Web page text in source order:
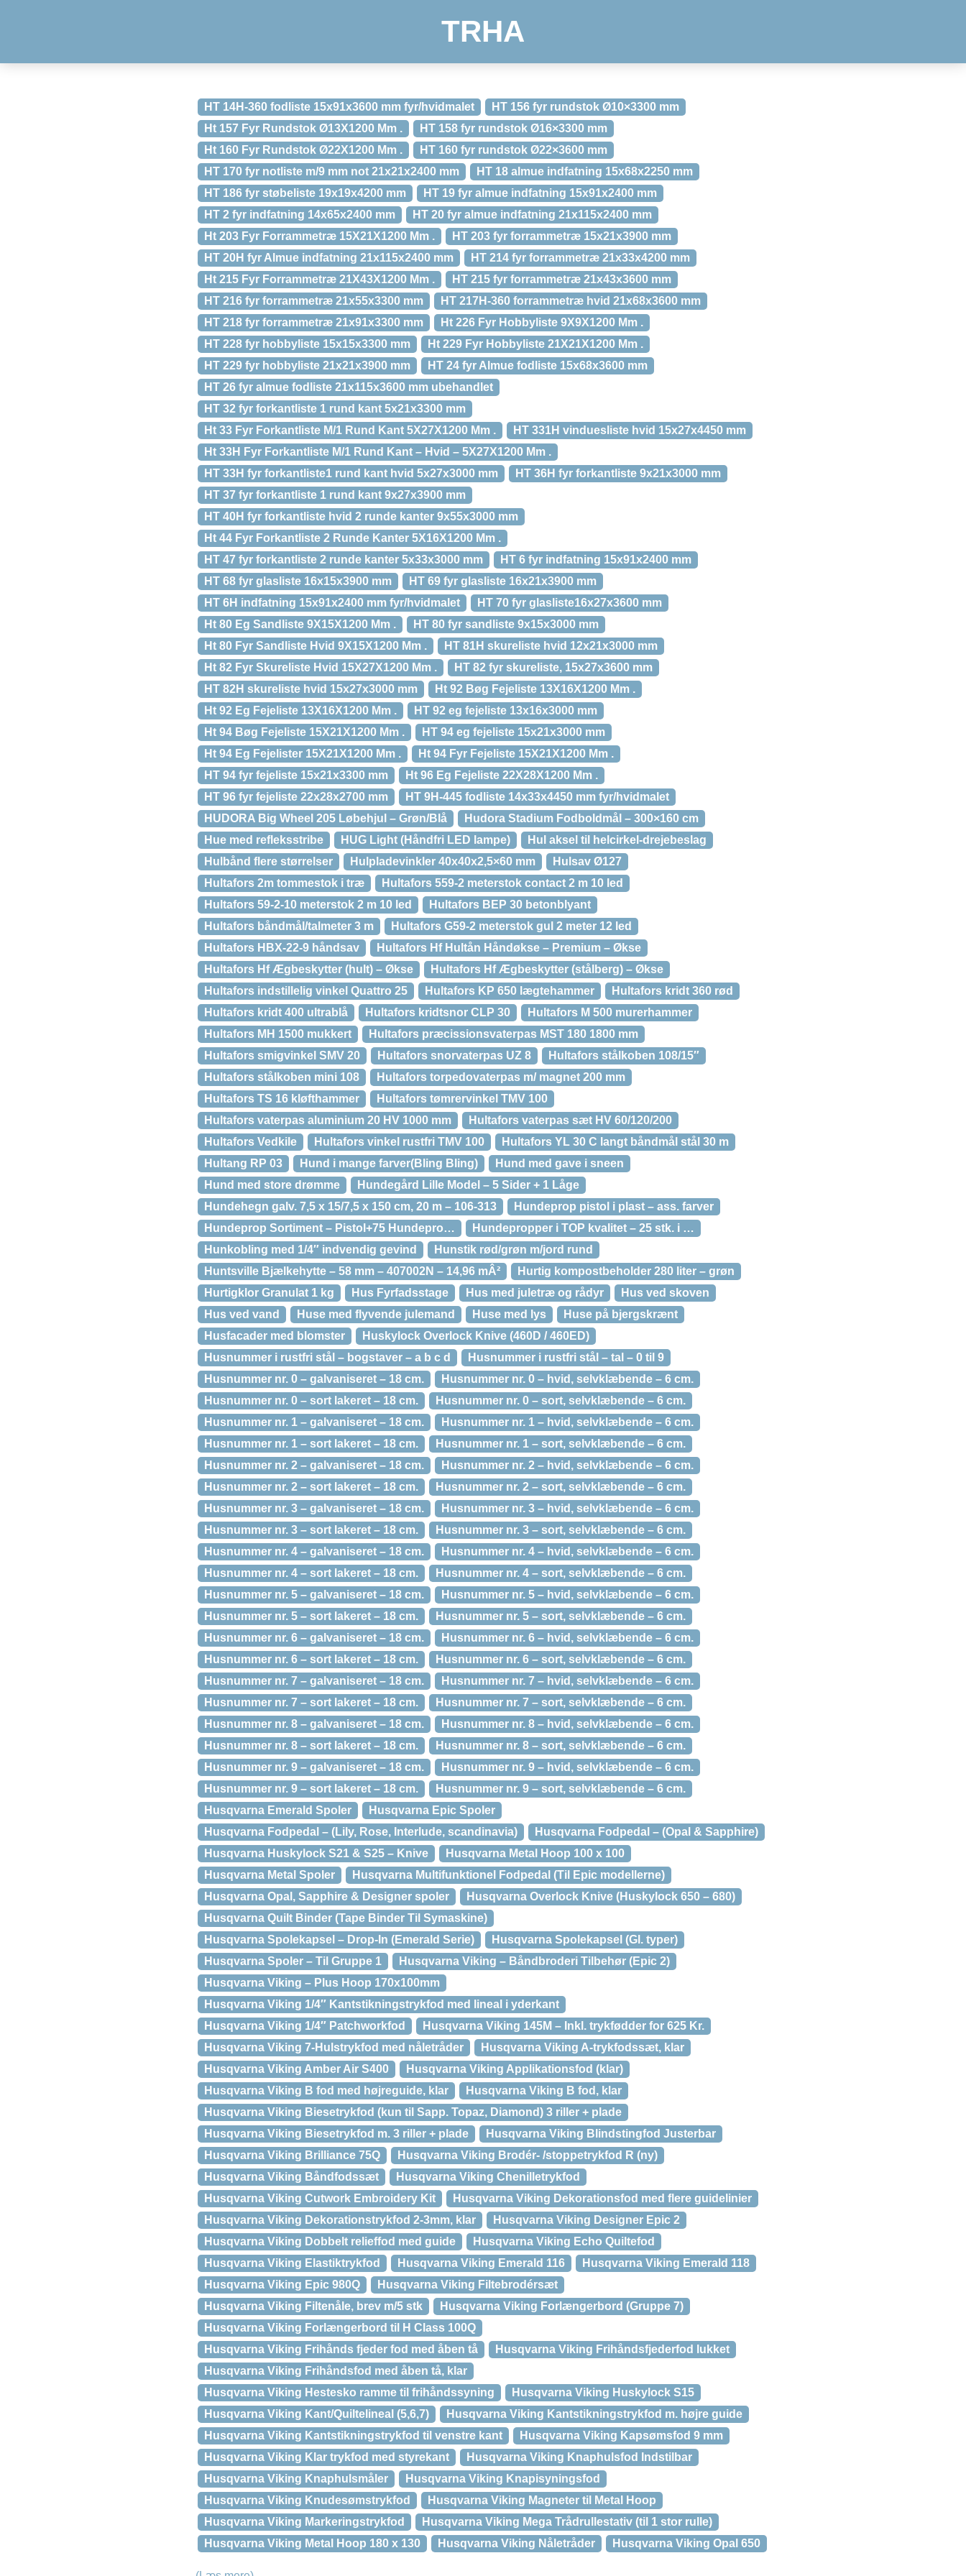
TRHA
HT 14H-360 fodliste 15x91x3600 mm fyr/hvidmalet
HT 156 fyr rundstok Ø10×3300 mm
Ht 157 Fyr Rundstok Ø13X1200 Mm .
HT 158 fyr rundstok Ø16×3300 mm
Ht 160 Fyr Rundstok Ø22X1200 Mm .
HT 160 fyr rundstok Ø22×3600 mm
HT 170 fyr notliste m/9 mm not 21x21x2400 mm
HT 18 almue indfatning 15x68x2250 mm
HT 186 fyr støbeliste 19x19x4200 mm
HT 19 fyr almue indfatning 15x91x2400 mm
HT 2 fyr indfatning 14x65x2400 mm
HT 20 fyr almue indfatning 21x115x2400 mm
Ht 203 Fyr Forrammetræ 15X21X1200 Mm .
HT 203 fyr forrammetræ 15x21x3900 mm
HT 20H fyr Almue indfatning 21x115x2400 mm
HT 214 fyr forrammetræ 21x33x4200 mm
Ht 215 Fyr Forrammetræ 21X43X1200 Mm .
HT 215 fyr forrammetræ 21x43x3600 mm
HT 216 fyr forrammetræ 21x55x3300 mm
HT 217H-360 forrammetræ hvid 21x68x3600 mm
HT 218 fyr forrammetræ 21x91x3300 mm
Ht 226 Fyr Hobbyliste 9X9X1200 Mm .
HT 228 fyr hobbyliste 15x15x3300 mm
Ht 229 Fyr Hobbyliste 21X21X1200 Mm .
HT 229 fyr hobbyliste 21x21x3900 mm
HT 24 fyr Almue fodliste 15x68x3600 mm
HT 26 fyr almue fodliste 21x115x3600 mm ubehandlet
HT 32 fyr forkantliste 1 rund kant 5x21x3300 mm
Ht 33 Fyr Forkantliste M/1 Rund Kant 5X27X1200 Mm .
HT 331H vinduesliste hvid 15x27x4450 mm
Ht 33H Fyr Forkantliste M/1 Rund Kant – Hvid – 5X27X1200 Mm .
HT 33H fyr forkantliste1 rund kant hvid 5x27x3000 mm
HT 36H fyr forkantliste 9x21x3000 mm
HT 37 fyr forkantliste 1 rund kant 9x27x3900 mm
HT 40H fyr forkantliste hvid 2 runde kanter 9x55x3000 mm
Ht 44 Fyr Forkantliste 2 Runde Kanter 5X16X1200 Mm .
HT 47 fyr forkantliste 2 runde kanter 5x33x3000 mm
HT 6 fyr indfatning 15x91x2400 mm
HT 68 fyr glasliste 16x15x3900 mm
HT 69 fyr glasliste 16x21x3900 mm
HT 6H indfatning 15x91x2400 mm fyr/hvidmalet
HT 70 fyr glasliste16x27x3600 mm
Ht 80 Eg Sandliste 9X15X1200 Mm .
HT 80 fyr sandliste 9x15x3000 mm
Ht 80 Fyr Sandliste Hvid 9X15X1200 Mm .
HT 81H skureliste hvid 12x21x3000 mm
Ht 82 Fyr Skureliste Hvid 15X27X1200 Mm .
HT 82 fyr skureliste, 15x27x3600 mm
HT 82H skureliste hvid 15x27x3000 mm
Ht 92 Bøg Fejeliste 13X16X1200 Mm .
Ht 92 Eg Fejeliste 13X16X1200 Mm .
HT 92 eg fejeliste 13x16x3000 mm
Ht 94 Bøg Fejeliste 15X21X1200 Mm .
HT 94 eg fejeliste 15x21x3000 mm
Ht 94 Eg Fejelister 15X21X1200 Mm .
Ht 94 Fyr Fejeliste 15X21X1200 Mm .
HT 94 fyr fejeliste 15x21x3300 mm
Ht 96 Eg Fejeliste 22X28X1200 Mm .
HT 96 fyr fejeliste 22x28x2700 mm
HT 9H-445 fodliste 14x33x4450 mm fyr/hvidmalet
HUDORA Big Wheel 205 Løbehjul – Grøn/Blå
Hudora Stadium Fodboldmål – 300×160 cm
Hue med refleksstribe
HUG Light (Håndfri LED lampe)
Hul aksel til helcirkel-drejebeslag
Hulbånd flere størrelser
Hulpladevinkler 40x40x2,5×60 mm
Hulsav Ø127
Hultafors 2m tommestok i træ
Hultafors 559-2 meterstok contact 2 m 10 led
Hultafors 59-2-10 meterstok 2 m 10 led
Hultafors BEP 30 betonblyant
Hultafors båndmål/talmeter 3 m
Hultafors G59-2 meterstok gul 2 meter 12 led
Hultafors HBX-22-9 håndsav
Hultafors Hf Hultån Håndøkse – Premium – Økse
Hultafors Hf Ægbeskytter (hult) – Økse
Hultafors Hf Ægbeskytter (stålberg) – Økse
Hultafors indstillelig vinkel Quattro 25
Hultafors KP 650 lægtehammer
Hultafors kridt 360 rød
Hultafors kridt 400 ultrablå
Hultafors kridtsnor CLP 30
Hultafors M 500 murerhammer
Hultafors MH 1500 mukkert
Hultafors præcissionsvaterpas MST 180 1800 mm
Hultafors smigvinkel SMV 20
Hultafors snorvaterpas UZ 8
Hultafors stålkoben 108/15″
Hultafors stålkoben mini 108
Hultafors torpedovaterpas m/ magnet 200 mm
Hultafors TS 16 kløfthammer
Hultafors tømrervinkel TMV 100
Hultafors vaterpas aluminium 20 HV 1000 mm
Hultafors vaterpas sæt HV 60/120/200
Hultafors Vedkile
Hultafors vinkel rustfri TMV 100
Hultafors YL 30 C langt båndmål stål 30 m
Hultang RP 03
Hund i mange farver(Bling Bling)
Hund med gave i sneen
Hund med store drømme
Hundegård Lille Model – 5 Sider + 1 Låge
Hundehegn galv. 7,5 x 15/7,5 x 150 cm, 20 m – 106-313
Hundeprop pistol i plast – ass. farver
Hundeprop Sortiment – Pistol+75 Hundepro…
Hundepropper i TOP kvalitet – 25 stk. i …
Hunkobling med 1/4″ indvendig gevind
Hunstik rød/grøn m/jord rund
Huntsville Bjælkehytte – 58 mm – 407002N – 14,96 mÂ²
Hurtig kompostbeholder 280 liter – grøn
Hurtigklor Granulat 1 kg
Hus Fyrfadsstage Hus med juletræ og rådyr
Hus ved skoven
Hus ved vand
Huse med flyvende julemand Huse med lys
Huse på bjergskrænt
Husfacader med blomster
Huskylock Overlock Knive (460D / 460ED)
Husnummer i rustfri stål – bogstaver – a b c d
Husnummer i rustfri stål – tal – 0 til 9
Husnummer nr. 0 – galvaniseret – 18 cm.
Husnummer nr. 0 – hvid, selvklæbende – 6 cm.
Husnummer nr. 0 – sort lakeret – 18 cm.
Husnummer nr. 0 – sort, selvklæbende – 6 cm.
Husnummer nr. 1 – galvaniseret – 18 cm.
Husnummer nr. 1 – hvid, selvklæbende – 6 cm.
Husnummer nr. 1 – sort lakeret – 18 cm.
Husnummer nr. 1 – sort, selvklæbende – 6 cm.
Husnummer nr. 2 – galvaniseret – 18 cm.
Husnummer nr. 2 – hvid, selvklæbende – 6 cm.
Husnummer nr. 2 – sort lakeret – 18 cm.
Husnummer nr. 2 – sort, selvklæbende – 6 cm.
Husnummer nr. 3 – galvaniseret – 18 cm.
Husnummer nr. 3 – hvid, selvklæbende – 6 cm.
Husnummer nr. 3 – sort lakeret – 18 cm.
Husnummer nr. 3 – sort, selvklæbende – 6 cm.
Husnummer nr. 4 – galvaniseret – 18 cm.
Husnummer nr. 4 – hvid, selvklæbende – 6 cm.
Husnummer nr. 4 – sort lakeret – 18 cm.
Husnummer nr. 4 – sort, selvklæbende – 6 cm.
Husnummer nr. 5 – galvaniseret – 18 cm.
Husnummer nr. 5 – hvid, selvklæbende – 6 cm.
Husnummer nr. 5 – sort lakeret – 18 cm.
Husnummer nr. 5 – sort, selvklæbende – 6 cm.
Husnummer nr. 6 – galvaniseret – 18 cm.
Husnummer nr. 6 – hvid, selvklæbende – 6 cm.
Husnummer nr. 6 – sort lakeret – 18 cm.
Husnummer nr. 6 – sort, selvklæbende – 6 cm.
Husnummer nr. 7 – galvaniseret – 18 cm.
Husnummer nr. 7 – hvid, selvklæbende – 6 cm.
Husnummer nr. 7 – sort lakeret – 18 cm.
Husnummer nr. 7 – sort, selvklæbende – 6 cm.
Husnummer nr. 8 – galvaniseret – 18 cm.
Husnummer nr. 8 – hvid, selvklæbende – 6 cm.
Husnummer nr. 8 – sort lakeret – 18 cm.
Husnummer nr. 8 – sort, selvklæbende – 6 cm.
Husnummer nr. 9 – galvaniseret – 18 cm.
Husnummer nr. 9 – hvid, selvklæbende – 6 cm.
Husnummer nr. 9 – sort lakeret – 18 cm.
Husnummer nr. 9 – sort, selvklæbende – 6 cm.
Husqvarna Emerald Spoler
Husqvarna Epic Spoler
Husqvarna Fodpedal – (Lily, Rose, Interlude, scandinavia)
Husqvarna Fodpedal – (Opal & Sapphire)
Husqvarna Huskylock S21 & S25 – Knive
Husqvarna Metal Hoop 100 x 100
Husqvarna Metal Spoler
Husqvarna Multifunktionel Fodpedal (Til Epic modellerne)
Husqvarna Opal, Sapphire & Designer spoler
Husqvarna Overlock Knive (Huskylock 650 – 680)
Husqvarna Quilt Binder (Tape Binder Til Symaskine)
Husqvarna Spolekapsel – Drop-In (Emerald Serie)
Husqvarna Spolekapsel (Gl. typer)
Husqvarna Spoler – Til Gruppe 1
Husqvarna Viking – Båndbroderi Tilbehør (Epic 2)
Husqvarna Viking – Plus Hoop 170x100mm
Husqvarna Viking 1/4″ Kantstikningstrykfod med lineal i yderkant
Husqvarna Viking 1/4″ Patchworkfod
Husqvarna Viking 145M – Inkl. trykfødder for 625 Kr.
Husqvarna Viking 7-Hulstrykfod med nåletråder
Husqvarna Viking A-trykfodssæt, klar
Husqvarna Viking Amber Air S400
Husqvarna Viking Applikationsfod (klar)
Husqvarna Viking B fod med højreguide, klar
Husqvarna Viking B fod, klar
Husqvarna Viking Biesetrykfod (kun til Sapp. Topaz, Diamond) 3 riller + plade
Husqvarna Viking Biesetrykfod m. 3 riller + plade
Husqvarna Viking Blindstingfod Justerbar
Husqvarna Viking Brilliance 75Q
Husqvarna Viking Brodér- /stoppetrykfod R (ny)
Husqvarna Viking Båndfodssæt
Husqvarna Viking Chenilletrykfod
Husqvarna Viking Cutwork Embroidery Kit
Husqvarna Viking Dekorationsfod med flere guidelinier
Husqvarna Viking Dekorationstrykfod 2-3mm, klar
Husqvarna Viking Designer Epic 2
Husqvarna Viking Dobbelt relieffod med guide
Husqvarna Viking Echo Quiltefod
Husqvarna Viking Elastiktrykfod
Husqvarna Viking Emerald 116
Husqvarna Viking Emerald 118
Husqvarna Viking Epic 980Q
Husqvarna Viking Filtebrodérsæt
Husqvarna Viking Filtenåle, brev m/5 stk
Husqvarna Viking Forlængerbord (Gruppe 7)
Husqvarna Viking Forlængerbord til H Class 100Q
Husqvarna Viking Frihånds fjeder fod med åben tå
Husqvarna Viking Frihåndsfjederfod lukket
Husqvarna Viking Frihåndsfod med åben tå, klar
Husqvarna Viking Hestesko ramme til frihåndssyning
Husqvarna Viking Huskylock S15
Husqvarna Viking Kant/Quiltelineal (5,6,7)
Husqvarna Viking Kantstikningstrykfod m. højre guide
Husqvarna Viking Kantstikningstrykfod til venstre kant
Husqvarna Viking Kapsømsfod 9 mm
Husqvarna Viking Klar trykfod med styrekant
Husqvarna Viking Knaphulsfod Indstilbar
Husqvarna Viking Knaphulsmåler
Husqvarna Viking Knapisyningsfod
Husqvarna Viking Knudesømstrykfod
Husqvarna Viking Magneter til Metal Hoop
Husqvarna Viking Markeringstrykfod
Husqvarna Viking Mega Trådrullestativ (til 1 stor rulle)
Husqvarna Viking Metal Hoop 180 x 130
Husqvarna Viking Nåletråder Husqvarna Viking Opal 650